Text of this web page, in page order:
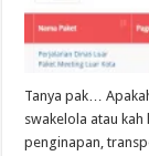
Tanya pak…
swakelola atau
penginapan,